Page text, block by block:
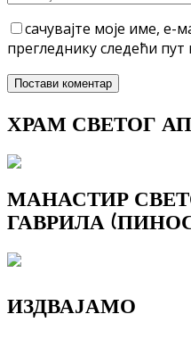
сачувајте моје име, е-
прегледнику следећи
ХРАМ СВЕТОГ
МАНАСТИР
ГАВРИЛА
ИЗДВАЈАМО